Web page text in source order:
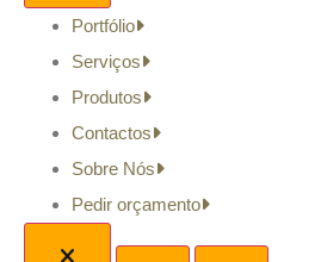
Portfólio
Serviços
Produtos
Contactos
Sobre Nós
Pedir orçamento